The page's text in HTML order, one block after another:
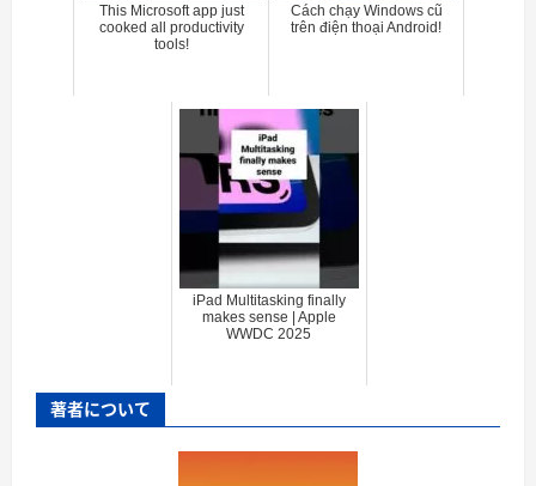
This Microsoft app just
cooked all productivity
tools!
Cách chạy Windows cũ
trên điện thoại Android!
iPad Multitasking finally
makes sense | Apple
WWDC 2025
著者について